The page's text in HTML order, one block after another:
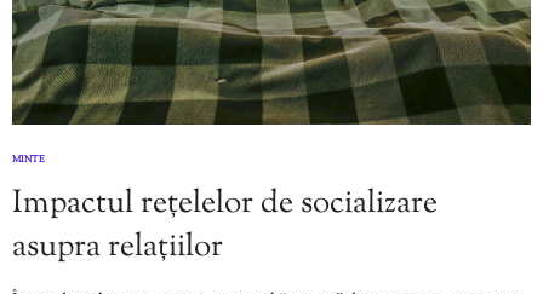
MINTE
Impactul rețelelor de socializare
asupra relațiilor